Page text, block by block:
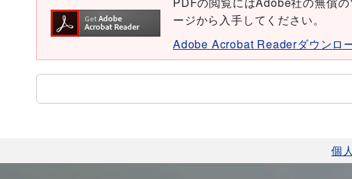
ージから入手してください。
Adobe Acrobat Readerダウンロ
個